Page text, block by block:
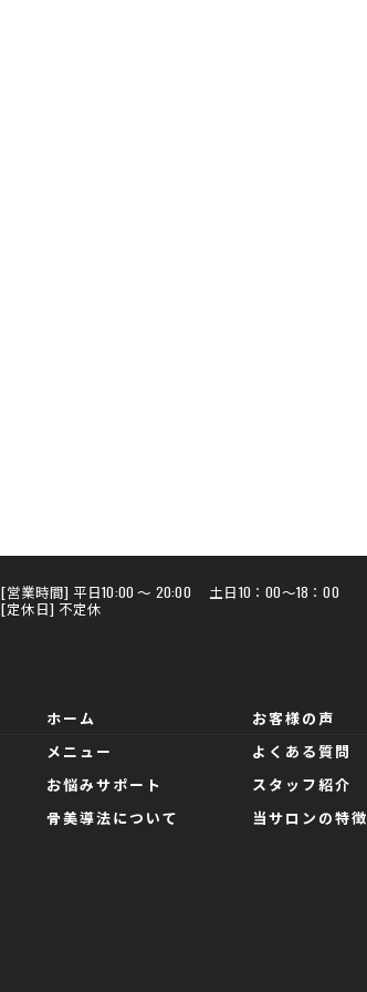
[営業時間] 平日10:00 〜 20:00 土日10：00～18：00
[定休日] 不定休
ホーム
メニュー
お悩みサポート
骨美導法について
お客様の声
よくある質問
スタッフ紹介
当サロンの特徴